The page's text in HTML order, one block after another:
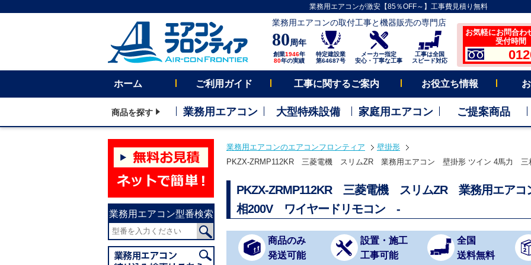
業務用エアコンが激安【85％OFF～】工事費見積り無料
業務用エアコンの取付工事と機器販売の専門店
80周年
創業1946年
80年の実績
特定建設業
第64687号
メーカー指定
安心・丁寧な工事
工事は全国
スピード対応
お気軽にお問合わ
受付時間
ホーム ご利用ガイド 工事に関するご案内 お役立ち情報
商品を探す 業務用エアコン 大型特殊設備 家庭用エアコン ご提案商品
業務用エアコン型番検索
業務用エアコンのエアコンフロンティア
壁掛形
PKZX-ZRMP112KR 三菱電機 スリムZR 業務用エアコン 壁掛形 ツイン 4馬力 三
PKZX-ZRMP112KR 三菱電機 スリムZR 業務用エア
相200V ワイヤードリモコン -
商品のみ
発送可能
設置・施工
工事可能
全国
送料無料